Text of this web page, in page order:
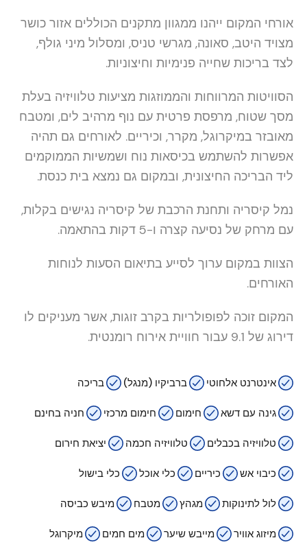
אורחי המקום ייהנו ממגוון מתקנים הכוללים אזור כושר
מצויד היטב, סאונה, מגרשי טניס, ומסלול מיני גולף,
לצד בריכות שחייה פנימיות וחיצוניות.
הסוויטות המרווחות והממוזגות מציעות טלוויזיה בעלת
מסך שטוח, מרפסת פרטית עם נוף מרהיב לים, ומטבח
מאובזר במיקרוגל, מקרר, וכיריים. לאורחים גם תהיה
אפשרות להשתמש בכיסאות נוח ושמשיות הממוקמים
ליד הבריכה החיצונית, ובמקום גם נמצא בית כנסת.
נמל קיסריה ותחנת הרכבת של קיסריה נגישים בקלות,
עם מרחק של נסיעה קצרה ו-5 דקות בהתאמה.
הצוות במקום ערוך לסייע בתיאום הסעות לנוחות
האורחים.
המקום זוכה לפופולריות בקרב זוגות, אשר מעניקים לו
דירוג של 9.1 עבור חוויית אירוח רומנטית.
אינטרנט אלחוטי ברביקיו (מנגל) בריכה
גינה עם דשא חימום חימום מרכזי חניה בחינם
טלוויזיה בכבלים טלוויזיה חכמה יציאת חירום
כיבוי אש כיריים כלי אוכל כלי בישול
לול לתינוקות מגהץ מטבח מיבש כביסה
מיזוג אוויר מייבש שיער מים חמים מיקרוגל